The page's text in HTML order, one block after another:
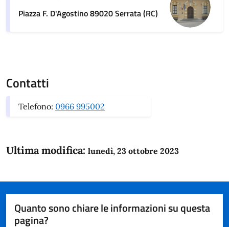
Piazza F. D'Agostino 89020 Serrata (RC)
Contatti
Telefono: 0966 995002
Ultima modifica: lunedì, 23 ottobre 2023
Quanto sono chiare le informazioni su questa
pagina?